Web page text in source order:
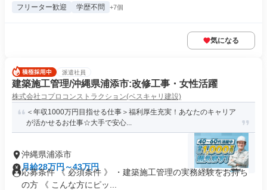
フリーター歓迎 学歴不問 +7個
気になる
派遣社員
建築施工管理/沖縄県浦添市:改修工事・女性活躍
株式会社コプロコンストラクション(ベスキャリ建設)
＜年収1000万円目指せる仕事＞福利厚生充実！あなたのキャリア
が活かせるお仕事☆大手で安心...
沖縄県浦添市
月給28万円～43万円
応募条件 《 必須条件 》 ・建築施工管理の実務経験をお持ち
の方 《 こんな方にピッ...